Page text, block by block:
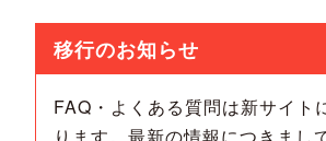
移行のお知らせ
FAQ・よくある質問は新サイト
ります。最新の情報につきまし